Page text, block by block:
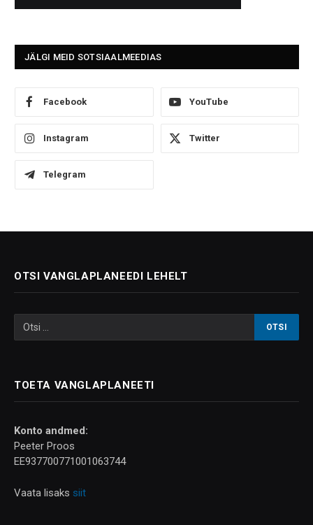
JÄLGI MEID SOTSIAALMEEDIAS
Facebook YouTube
Instagram Twitter
Telegram
OTSI VANGLAPLANEEDI LEHELT
TOETA VANGLAPLANEETI
Konto andmed:
Peeter Proos
EE937700771001063744
Vaata lisaks siit